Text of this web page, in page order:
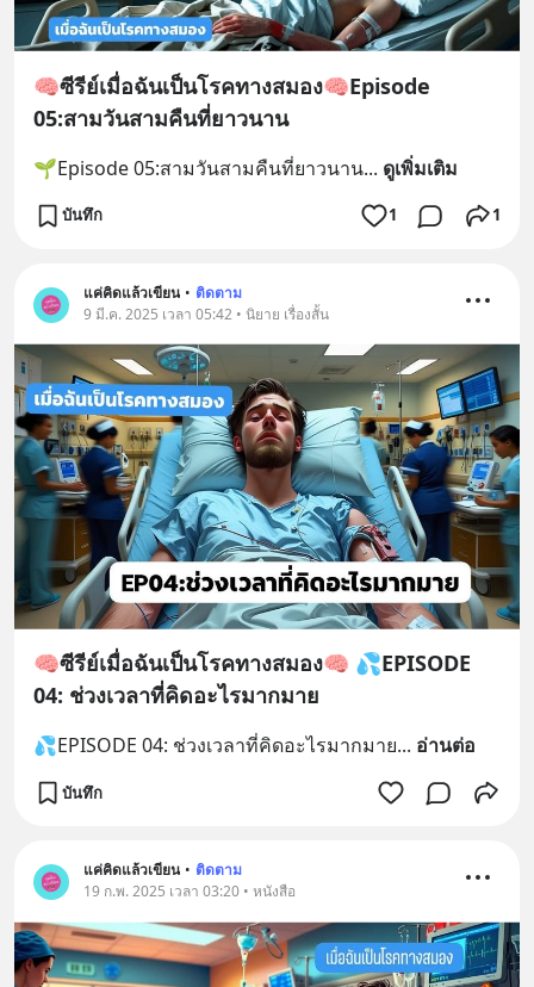
🧠ซีรีย์เมื่อฉันเป็นโรคทางสมอง🧠Episode
05:สามวันสามคืนที่ยาวนาน
🌱Episode 05:สามวันสามคืนที่ยาวนาน... ดูเพิ่มเติม
บันทึก 1 1
แค่คิดแล้วเขียน • ติดตาม
9 มี.ค. 2025 เวลา 05:42 • นิยาย เรื่องสั้น
🧠ซีรีย์เมื่อฉันเป็นโรคทางสมอง🧠 💦EPISODE
04: ช่วงเวลาที่คิดอะไรมากมาย
💦EPISODE 04: ช่วงเวลาที่คิดอะไรมากมาย... อ่านต่อ
บันทึก
แค่คิดแล้วเขียน • ติดตาม
19 ก.พ. 2025 เวลา 03:20 • หนังสือ